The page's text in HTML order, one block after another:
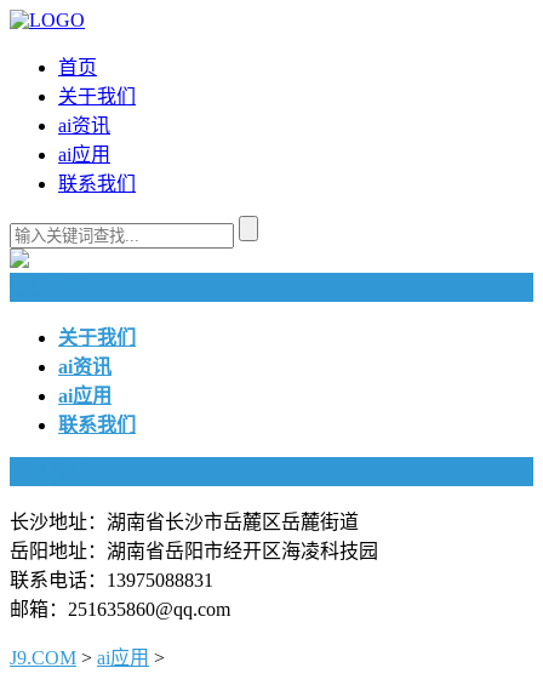
首页
关于我们
ai资讯
ai应用
联系我们
关于我们
ai资讯
ai应用
联系我们
长沙地址：湖南省长沙市岳麓区岳麓街道
岳阳地址：湖南省岳阳市经开区海凌科技园
联系电话：13975088831
邮箱：251635860@qq.com
J9.COM > ai应用 >